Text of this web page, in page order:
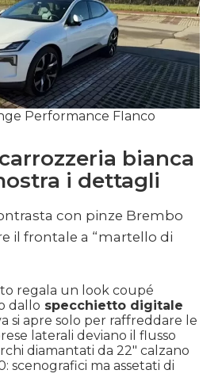
Performance FIanco
bianca
i dettagli
con pinze Brembo
il frontale a “martello di
regala un look coupé
dallo specchietto digitale
si apre solo per raffreddare le
laterali deviano il flusso
diamantati da 22″ calzano
scenografici ma assetati di